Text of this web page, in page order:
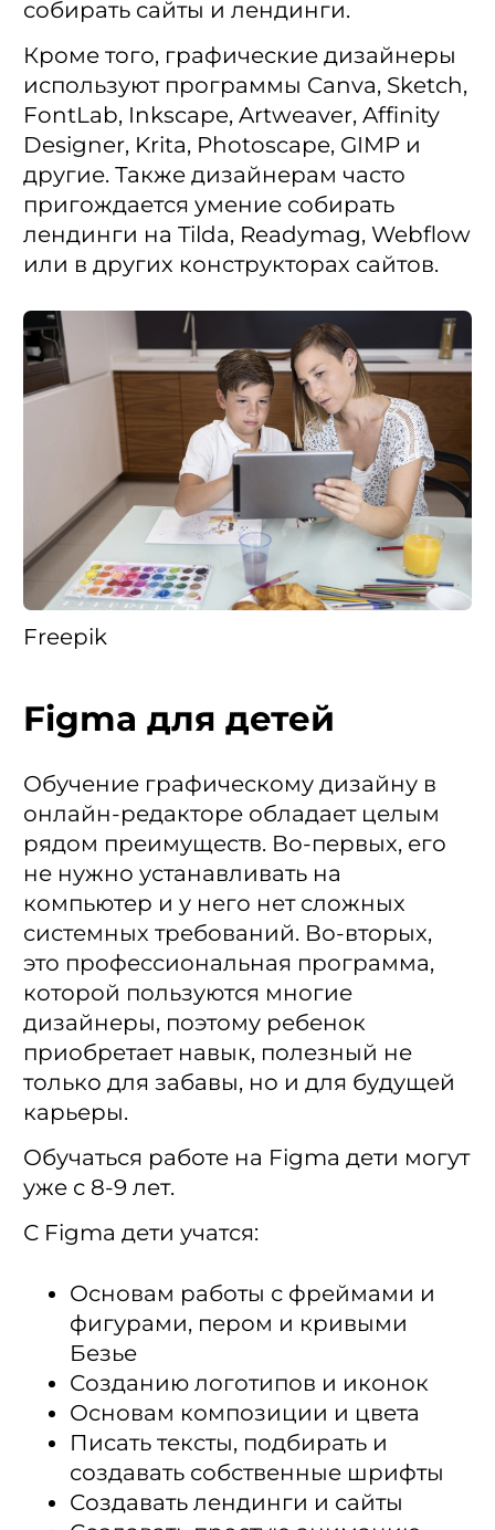
собирать сайты и лендинги.
Кроме того, графические дизайнеры
используют программы Canva, Sketch,
FontLab, Inkscape, Artweaver, Affinity
Designer, Krita, Photoscape, GIMP и
другие. Также дизайнерам часто
пригождается умение собирать
лендинги на Tilda, Readymag, Webflow
или в других конструкторах сайтов.
Freepik
Figma для детей
Обучение графическому дизайну в
онлайн-редакторе обладает целым
рядом преимуществ. Во-первых, его
не нужно устанавливать на
компьютер и у него нет сложных
системных требований. Во-вторых,
это профессиональная программа,
которой пользуются многие
дизайнеры, поэтому ребенок
приобретает навык, полезный не
только для забавы, но и для будущей
карьеры.
Обучаться работе на Figma дети могут
уже с 8-9 лет.
С Figma дети учатся:
Основам работы с фреймами и
фигурами, пером и кривыми
Безье
Созданию логотипов и иконок
Основам композиции и цвета
Писать тексты, подбирать и
создавать собственные шрифты
Создавать лендинги и сайты